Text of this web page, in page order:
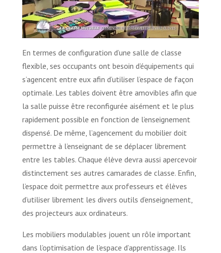
En termes de configuration d’une salle de classe
flexible, ses occupants ont besoin d’équipements qui
s’agencent entre eux afin d’utiliser l’espace de façon
optimale. Les tables doivent être amovibles afin que
la salle puisse être reconfigurée aisément et le plus
rapidement possible en fonction de l’enseignement
dispensé. De même, l’agencement du mobilier doit
permettre à l’enseignant de se déplacer librement
entre les tables. Chaque élève devra aussi apercevoir
distinctement ses autres camarades de classe. Enfin,
l’espace doit permettre aux professeurs et élèves
d’utiliser librement les divers outils d’enseignement,
des projecteurs aux ordinateurs.
Les mobiliers modulables jouent un rôle important
dans l’optimisation de l’espace d’apprentissage. Ils